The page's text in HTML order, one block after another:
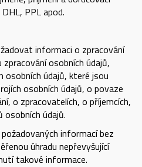
PPL apod.
informaci o zpracování
osobních údajů,
osobních údajů, které jsou
osobních údajů, o povaze
o zpracovatelích, o příjemcích,
osobních údajů.
informací bez
úhradu nepřevyšující
takové informace.